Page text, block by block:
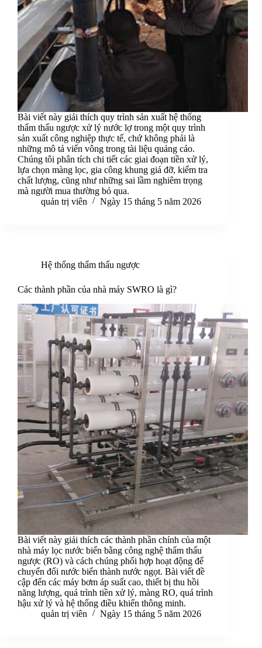
Bài viết này giải thích quy trình sản xuất hệ thống
thẩm thấu ngược xử lý nước lợ trong một quy trình
sản xuất công nghiệp thực tế, chứ không phải là
những mô tả viển vông trong tài liệu quảng cáo.
Chúng tôi phân tích chi tiết các giai đoạn tiền xử lý,
lựa chọn màng lọc, gia công khung giá đỡ, kiểm tra
chất lượng, cũng như những sai lầm nghiêm trọng
mà người mua thường bỏ qua.
quản trị viên
Ngày 15 tháng 5 năm 2026
Hệ thống thẩm thấu ngược
Các thành phần của nhà máy SWRO là gì?
Bài viết này giải thích các thành phần chính của một
nhà máy lọc nước biển bằng công nghệ thẩm thấu
ngược (RO) và cách chúng phối hợp hoạt động để
chuyển đổi nước biển thành nước ngọt. Bài viết đề
cập đến các máy bơm áp suất cao, thiết bị thu hồi
năng lượng, quá trình tiền xử lý, màng RO, quá trình
hậu xử lý và hệ thống điều khiển thông minh.
quản trị viên
Ngày 15 tháng 5 năm 2026